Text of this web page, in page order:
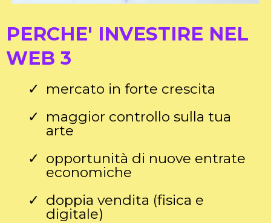
PERCHE' INVESTIRE NEL
WEB 3
mercato in forte crescita
maggior controllo sulla tua
arte
opportunità di nuove entrate
economiche
doppia vendita (fisica e
digitale)